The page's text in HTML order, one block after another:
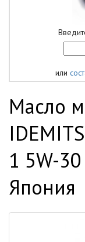
или
Масло
1 5W-
Япония